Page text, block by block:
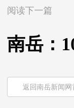
阅读下一篇
南岳：
返回南岳新闻网